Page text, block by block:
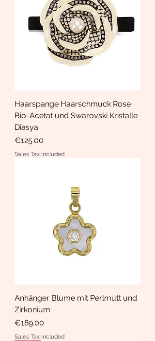
Haarspange Haarschmuck Rose
Bio-Acetat und Swarovski Kristalle
Diasya
Price
€125.00
Sales Tax Included
Anhänger Blume mit Perlmutt und
Zirkonium
Price
€189.00
Sales Tax Included